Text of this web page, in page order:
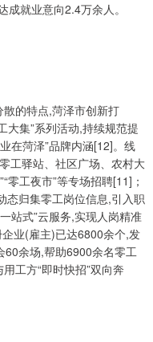
就业意向2.4万余人。
的特点,菏泽市创新打
大集”系列活动,持续规范提
在菏泽”品牌内涵[12]。线
工驿站、社区广场、农村大
零工夜市”等专场招聘[11]；
态归集零工岗位信息,引入职
站式”云服务,实现人岗精准
业(雇主)已达6800余个,发
60余场,帮助6900余名零工
工方“即时快招”双向奔